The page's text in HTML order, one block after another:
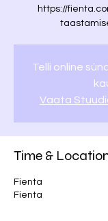
https://
Telli online
Vaata
Time &
Fienta
Fienta